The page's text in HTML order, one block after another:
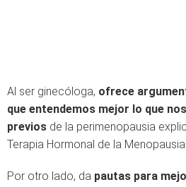
Al ser ginecóloga, ofrece
que entendemos mejor lo que
previos de la perimenopausia
Terapia Hormonal de la Menopausia
Por otro lado, da pautas para